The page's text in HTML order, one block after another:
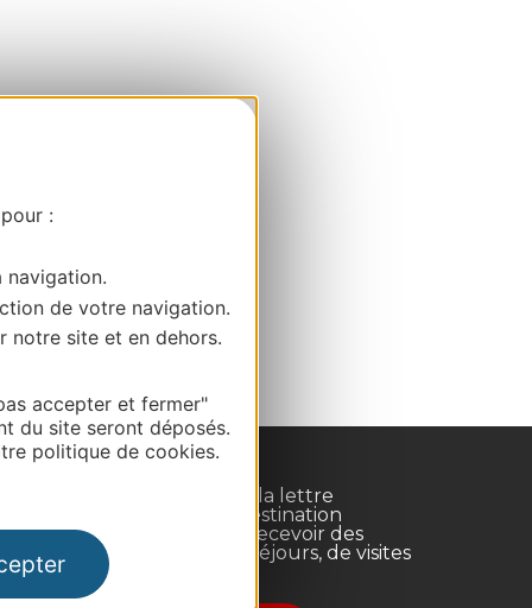
:
navigation.
de votre navigation.
notre site et en dehors.
accepter et fermer"
du site seront déposés.
politique de cookies.
Inscrivez-vous à la lettre
d'information Destination
Occitanie pour recevoir des
suggestions de séjours, de visites
et de sorties.